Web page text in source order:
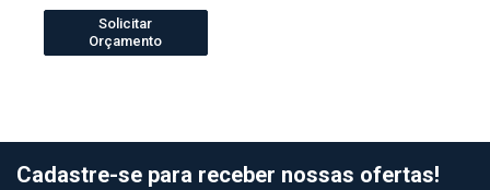
Solicitar
Orçamento
Cadastre-se para receber nossas ofertas!